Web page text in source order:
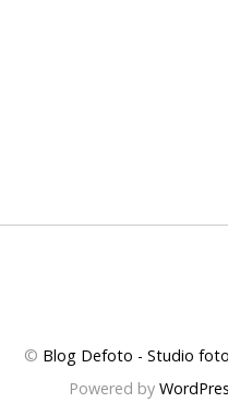
© Blog Defoto - Studio
Powered by